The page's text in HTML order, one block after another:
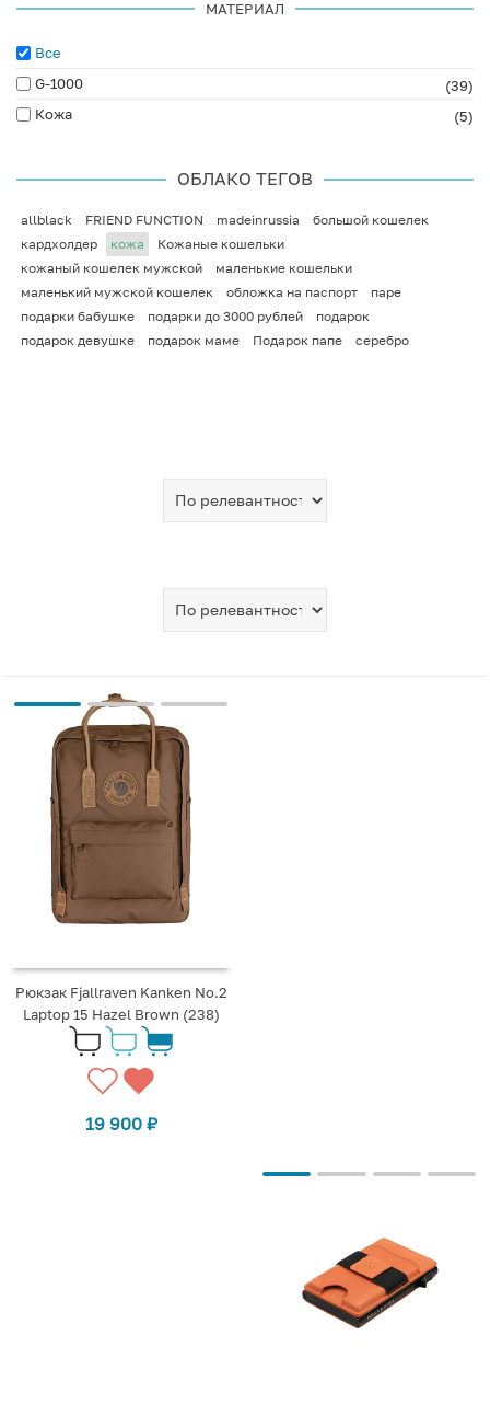
МАТЕРИАЛ
Все
G-1000
(39)
Кожа
(5)
ОБЛАКО ТЕГОВ
allblack FRIEND FUNCTION madeinrussia
большой кошелек
кардхолдер
кожа
Кожаные кошельки
кожаный кошелек мужской
маленькие кошельки
маленький мужской кошелек
обложка на паспорт
паре
подарки бабушке
подарки до 3000 рублей
подарок
подарок девушке
подарок маме Подарок папе серебро
Рюкзак Fjallraven Kanken No.2
Laptop 15 Hazel Brown (238)
19 900 ₽